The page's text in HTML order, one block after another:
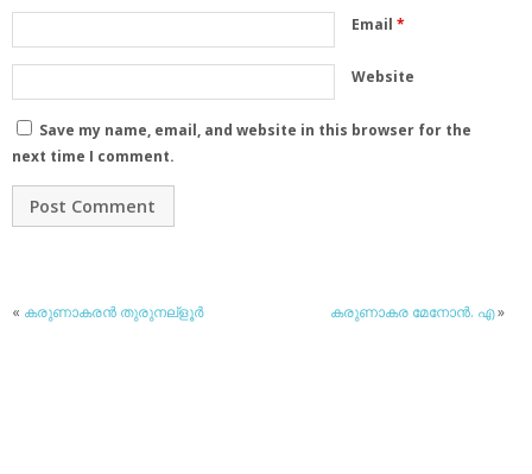
Email *
Website
Save my name, email, and website in this browser for the
next time I comment.
« കരുണാകരന്‍ തുരുനല്‌ളൂര്‍ കരുണാകര മേനോന്‍. എ»